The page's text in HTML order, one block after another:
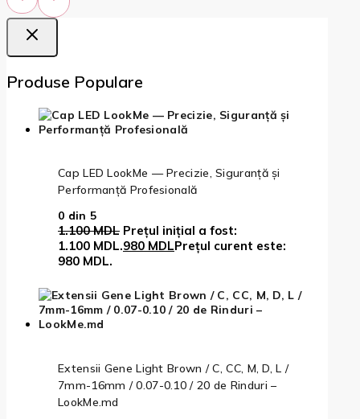
Produse Populare
Cap LED LookMe — Precizie, Siguranță și
Performanță Profesională
0 din 5
1.100MDL Prețul inițial a fost:
1.100 MDL.980 MDLPrețul curent este:
980 MDL.
Extensii Gene Light Brown / C, CC, M, D, L /
7mm-16mm / 0.07-0.10 / 20 de Rinduri –
LookMe.md